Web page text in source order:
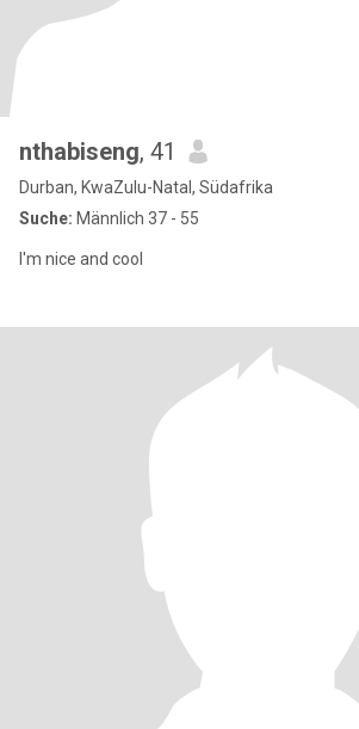
nthabiseng, 41
Durban, KwaZulu-Natal, Südafrika
Suche: Männlich 37 - 55
I'm nice and cool